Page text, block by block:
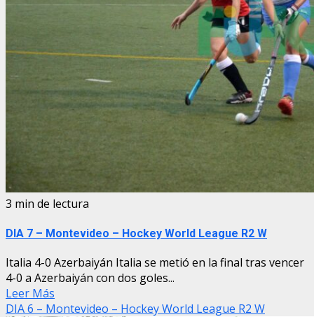
3 min de lectura
DIA 7 – Montevideo – Hockey World League R2 W
Italia 4-0 Azerbaiyán Italia se metió en la final tras vencer
4-0 a Azerbaiyán con dos goles...
Leer Más
DIA 6 – Montevideo – Hockey World League R2 W